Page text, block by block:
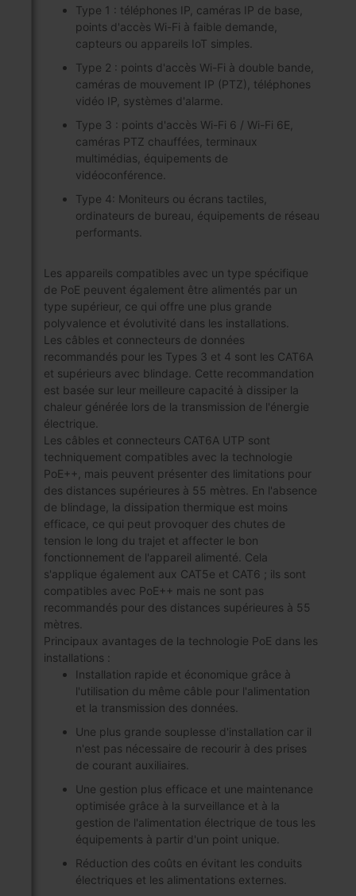
Type 1 : téléphones IP, caméras IP de base,
points d'accès Wi-Fi à faible demande,
capteurs ou appareils IoT simples.
Type 2 : points d'accès Wi-Fi à double bande,
caméras de mouvement IP (PTZ), téléphones
vidéo IP, systèmes d'alarme.
Type 3 : points d'accès Wi-Fi 6 / Wi-Fi 6E,
caméras PTZ chauffées, terminaux
multimédias, équipements de
vidéoconférence.
Type 4: Moniteurs ou écrans tactiles,
ordinateurs de bureau, équipements de réseau
performants.
Les appareils compatibles avec un type spécifique
de PoE peuvent également être alimentés par un
type supérieur, ce qui offre une plus grande
polyvalence et évolutivité dans les installations.
Les câbles et connecteurs de données
recommandés pour les Types 3 et 4 sont les CAT6A
et supérieurs avec blindage. Cette recommandation
est basée sur leur meilleure capacité à dissiper la
chaleur générée lors de la transmission de l'énergie
électrique.
Les câbles et connecteurs CAT6A UTP sont
techniquement compatibles avec la technologie
PoE++, mais peuvent présenter des limitations pour
des distances supérieures à 55 mètres. En l'absence
de blindage, la dissipation thermique est moins
efficace, ce qui peut provoquer des chutes de
tension le long du trajet et affecter le bon
fonctionnement de l'appareil alimenté. Cela
s'applique également aux CAT5e et CAT6 ; ils sont
compatibles avec PoE++ mais ne sont pas
recommandés pour des distances supérieures à 55
mètres.
Principaux avantages de la technologie PoE dans les
installations :
Installation rapide et économique grâce à
l'utilisation du même câble pour l'alimentation
et la transmission des données.
Une plus grande souplesse d'installation car il
n'est pas nécessaire de recourir à des prises
de courant auxiliaires.
Une gestion plus efficace et une maintenance
optimisée grâce à la surveillance et à la
gestion de l'alimentation électrique de tous les
équipements à partir d'un point unique.
Réduction des coûts en évitant les conduits
électriques et les alimentations externes.